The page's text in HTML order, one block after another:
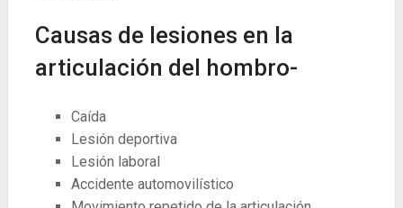
Causas de lesiones en la
articulación del hombro-
Caída
Lesión deportiva
Lesión laboral
Accidente automovilístico